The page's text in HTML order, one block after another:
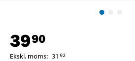
3990
Ekskl. moms: 31 92